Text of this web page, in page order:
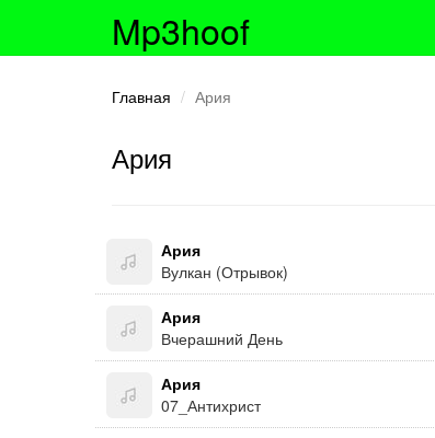
Mp3hoof
Главная Ария
Ария
Ария
Вулкан (Отрывок)
Ария
Вчерашний День
Ария
07_Антихрист